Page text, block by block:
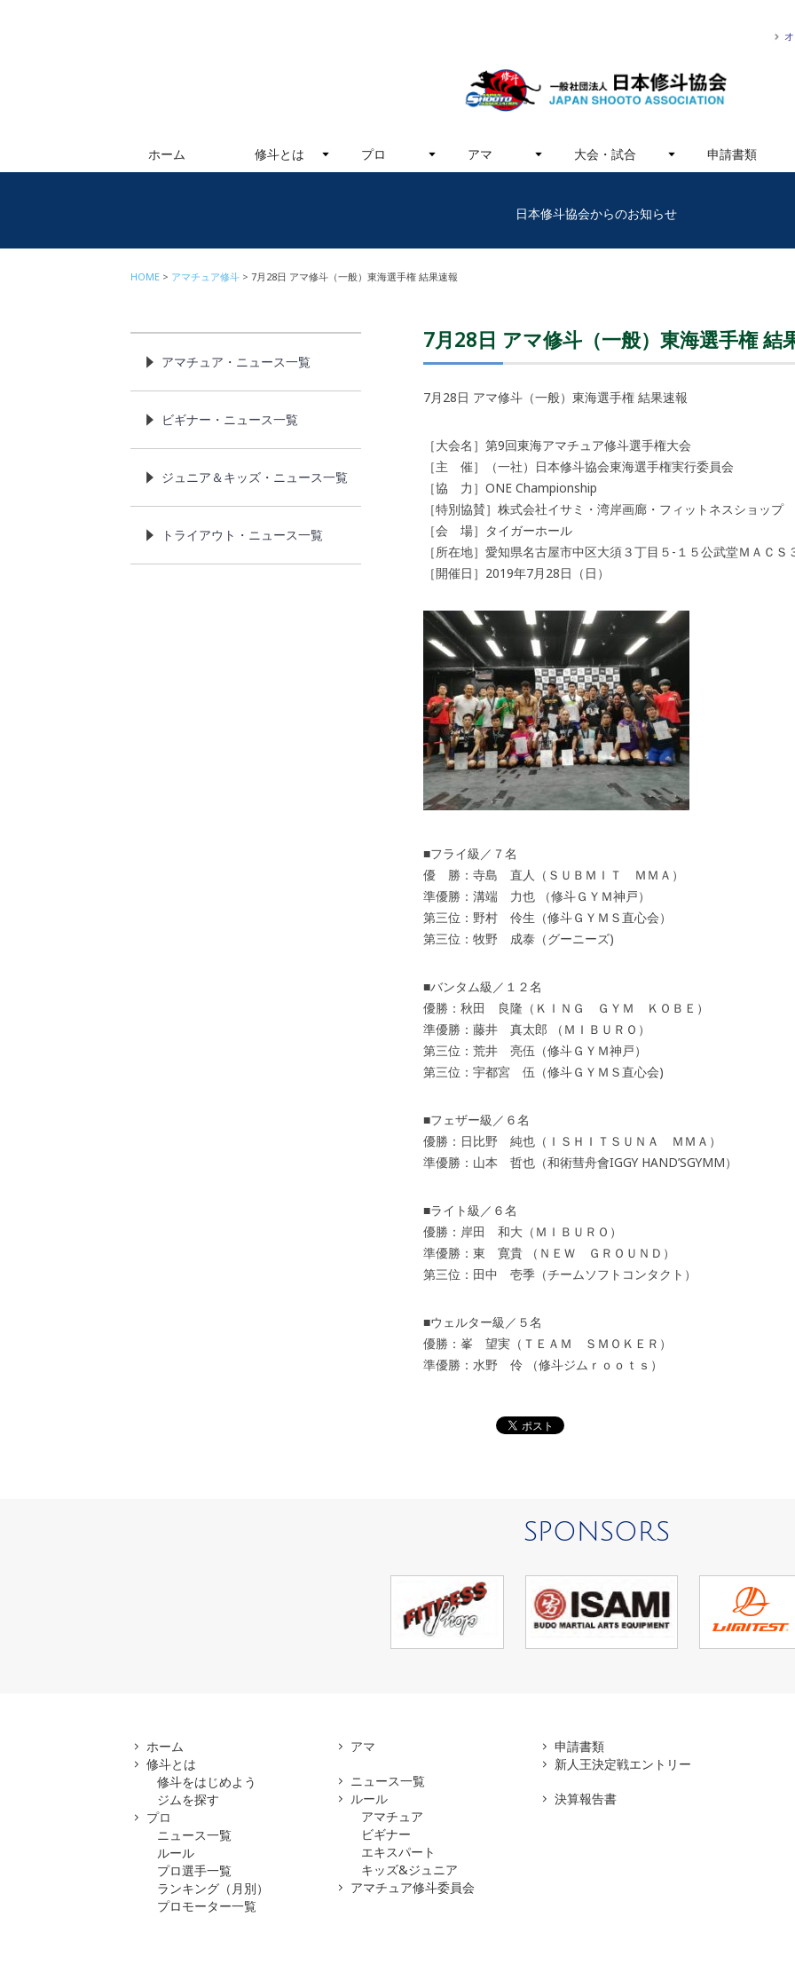
ホーム 修斗とは プロ アマ 大会・試合 申請書類
日本修斗協会からのお知らせ
HOME アマチュア修斗 7月28日 アマ修斗（一般）東海選手権 結果速報
7月28日 アマ修斗（一般）東海選手権 結
7月28日 アマ修斗（一般）東海選手権 結果速報
［大会名］第9回東海アマチュア修斗選手権大会
［主 催］（一社）日本修斗協会東海選手権実行委員会
［協 力］ONE Championship
［特別協賛］株式会社イサミ・湾岸画廊・フィットネスショップ
［会 場］タイガーホール
［所在地］愛知県名古屋市中区大須３丁目５-１５公武堂ＭＡＣＳ
［開催日］2019年7月28日（日）
■フライ級／７名
優 勝：寺島 直人（ＳＵＢＭＩＴ ＭＭＡ）
準優勝：溝端 力也 （修斗ＧＹＭ神戸）
第三位：野村 伶生（修斗ＧＹＭＳ直心会）
第三位：牧野 成泰（グーニーズ)
■バンタム級／１２名
優勝：秋田 良隆（ＫＩＮＧ ＧＹＭ ＫＯＢＥ）
準優勝：藤井 真太郎 （ＭＩＢＵＲＯ）
第三位：荒井 亮伍（修斗ＧＹＭ神戸）
第三位：宇都宮 伍（修斗ＧＹＭＳ直心会)
■フェザー級／６名
優勝：日比野 純也（ＩＳＨＩＴＳＵＮＡ ＭＭＡ）
準優勝：山本 哲也（和術彗舟會IGGY HAND’SGYMM）
■ライト級／６名
優勝：岸田 和大（ＭＩＢＵＲＯ）
準優勝：東 寛貴 （ＮＥＷ ＧＲＯＵＮＤ）
第三位：田中 壱季（チームソフトコンタクト）
■ウェルター級／５名
優勝：峯 望実（ＴＥＡＭ ＳＭＯＫＥＲ）
準優勝：水野 伶 （修斗ジムｒｏｏｔｓ）
アマチュア・ニュース一覧
ビギナー・ニュース一覧
ジュニア＆キッズ・ニュース一覧
トライアウト・ニュース一覧
SPONSORS
ホーム
修斗とは
修斗をはじめよう
ジムを探す
プロ
ニュース一覧
ルール
プロ選手一覧
ランキング（月別）
プロモーター一覧
アマ
ニュース一覧
ルール
アマチュア
ビギナー
エキスパート
キッズ&ジュニア
アマチュア修斗委員会
申請書類
新人王決定戦エントリー
決算報告書